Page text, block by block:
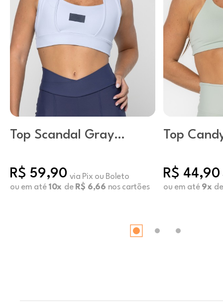
Top Scandal Gray
R$ 59,90 via Pix ou Boleto
ou em até 10x de R$ 6,66 nos cartões
Top
R$ 44,90
ou em até 9x